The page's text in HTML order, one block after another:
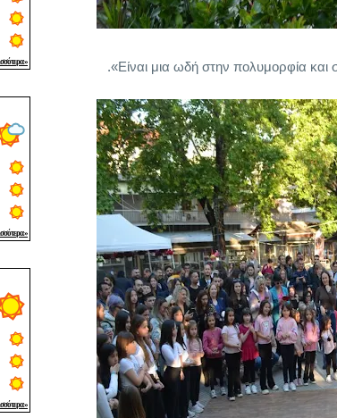
Είναι μια ωδή στην πολυμορφία και